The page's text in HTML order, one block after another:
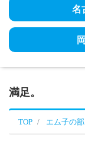
名
満足。
TOP エム子の